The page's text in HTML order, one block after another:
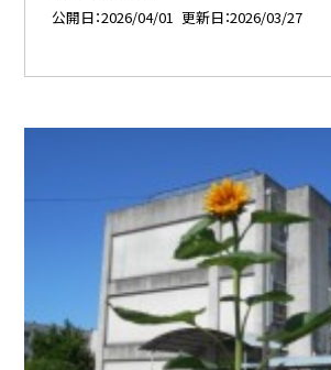
公開日 2026/04/01 更新日 2026/03/27